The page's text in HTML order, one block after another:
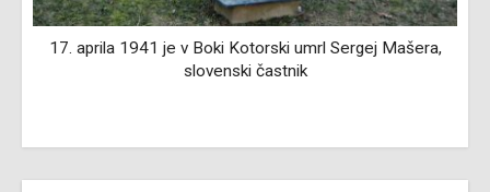
17. aprila 1941 je v Boki Kotorski umrl Sergej Mašera,
slovenski častnik